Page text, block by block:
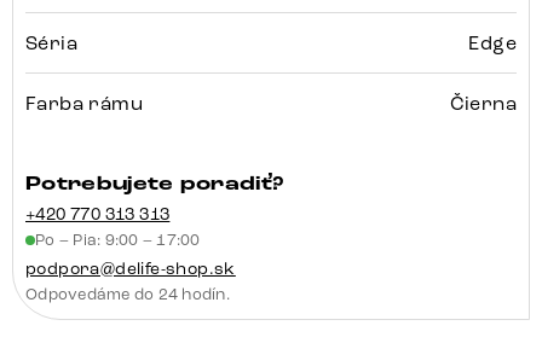
Séria Edge
Farba rámu Čierna
Potrebujete poradiť?
+420 770 313 313
Po – Pia: 9:00 – 17:00
podpora@delife-shop.sk
Odpovedáme do 24 hodín.